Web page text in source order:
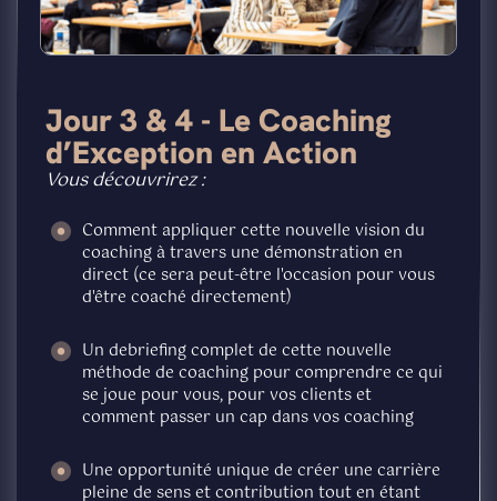
Jour 3 & 4 - Le Coaching
d’Exception en Action
Vous découvrirez :
Comment appliquer cette nouvelle vision du
coaching à travers une démonstration en
direct (ce sera peut-être l'occasion pour vous
d'être coaché directement)
Un debriefing complet de cette nouvelle
méthode de coaching pour comprendre ce qui
se joue pour vous, pour vos clients et
comment passer un cap dans vos coaching
Une opportunité unique de créer une carrière
pleine de sens et contribution tout en étant